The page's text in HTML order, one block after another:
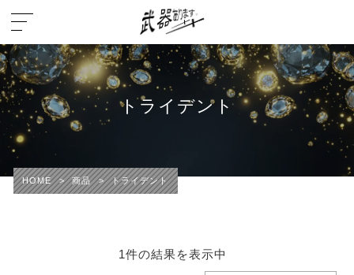
トライデント
HOME > 商品 > トライデント
1件の結果を表示中